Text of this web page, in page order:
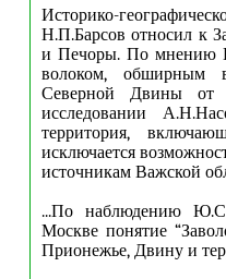
Историко-
Н.П.Барсов относил к
и Печоры. По мнению
волоком, обширным
Северной Двины от
исследовании
территория,
исключается
источникам Важской
...По наблюдению
Москве понятие
Прионежье, Двину и